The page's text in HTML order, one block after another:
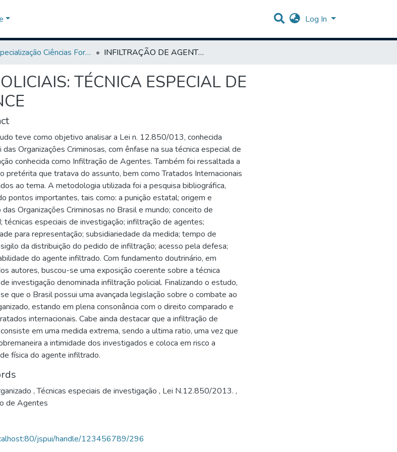
Log In
Especialização Ciências Forenses INFILTRAÇÃO DE AGENTES POLICIAIS: TÉCNICA ESPECIAL DE INVESTIGAÇÃO E SEU ALCANCE
TÉCNICA ESPECIAL DE
teve como objetivo analisar a Lei n. 12.850/013, conhecida
das Organizações Criminosas, com ênfase na sua técnica especial de
conhecida como Infiltração de Agentes. Também foi ressaltada a
pretérita que tratava do assunto, bem como Tratados Internacionais
ao tema. A metodologia utilizada foi a pesquisa bibliográfica,
pontos importantes, tais como: a punição estatal; origem e
das Organizações Criminosas no Brasil e mundo; conceito de
técnicas especiais de investigação; infiltração de agentes;
para representação; subsidiariedade da medida; tempo de
da distribuição do pedido de infiltração; acesso pela defesa;
do agente infiltrado. Com fundamento doutrinário, em
autores, buscou-se uma exposição coerente sobre a técnica
investigação denominada infiltração policial. Finalizando o estudo,
que o Brasil possui uma avançada legislação sobre o combate ao
estando em plena consonância com o direito comparado e
internacionais. Cabe ainda destacar que a infiltração de
em uma medida extrema, sendo a ultima ratio, uma vez que
a intimidade dos investigados e coloca em risco a
física do agente infiltrado.
,Técnicas especiais de investigação , Lei N.12.850/2013. ,
de Agentes
jspui/handle/123456789/296